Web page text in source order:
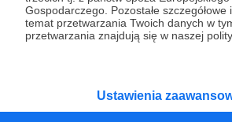
Gospodarczego. Pozostałe szczegółowe
temat przetwarzania Twoich danych w
przetwarzania znajdują się w naszej
Ustawienia